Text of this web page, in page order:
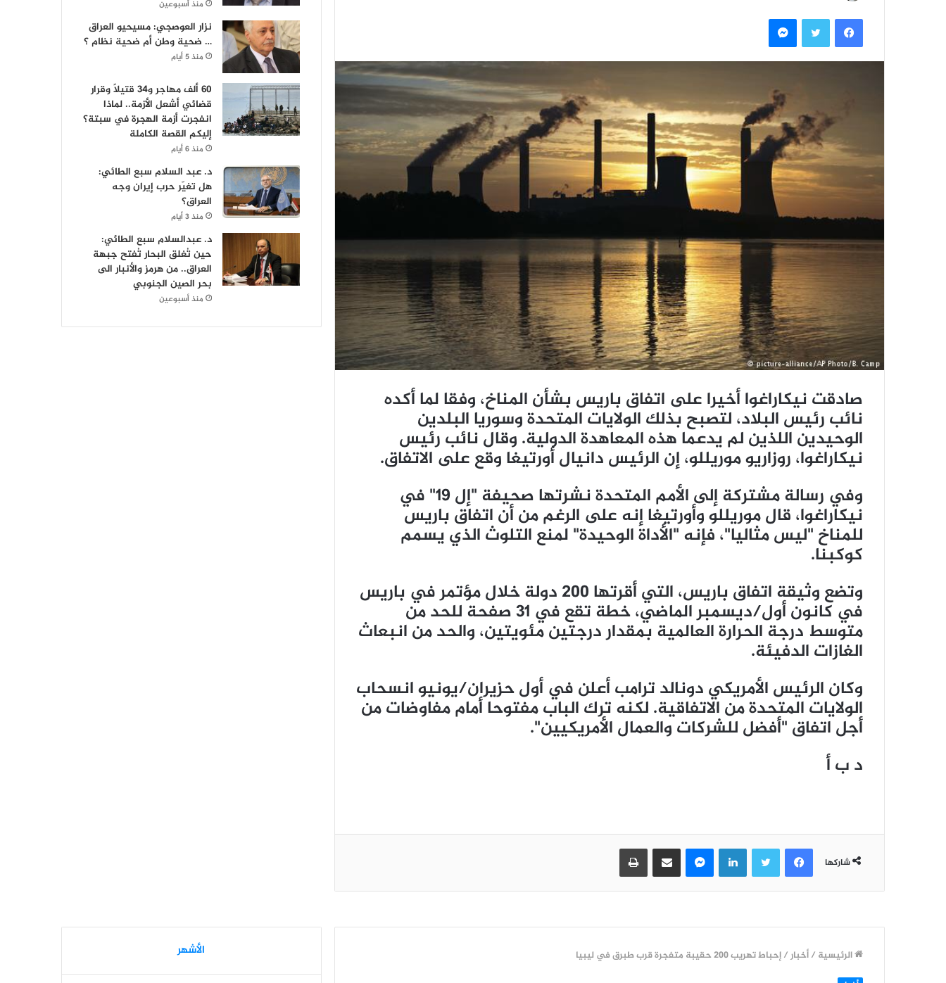
س
ب
ا
إ
ل
ك
ت
ن
ي
ا
فيسبوك
صادقت نيكاراغوا أخيرا على اتفاق باريس بشأن المناخ، وفقا لما أكده
نائب رئيس البلاد، لتصبح بذلك الولايات المتحدة وسوريا البلدين
الوحيدين اللذين لم يدعما هذه المعاهدة الدولية. وقال نائب رئيس
نيكاراغوا، روزاريو موريللو، إن الرئيس دانيال أورتيغا وقع على الاتفاق.
وفي رسالة مشتركة إلى الأمم المتحدة نشرتها صحيفة "إل 19" في
نيكاراغوا، قال موريللو وأورتيغا إنه على الرغم من أن اتفاق باريس
للمناخ "ليس مثاليا"، فإنه "الأداة الوحيدة" لمنع التلوث الذي يسمم
كوكبنا.
وتضع وثيقة اتفاق باريس، التي أقرتها 200 دولة خلال مؤتمر في باريس
في كانون أول/ديسمبر الماضي، خطة تقع في 31 صفحة للحد من
متوسط درجة الحرارة العالمية بمقدار درجتين مئويتين، والحد من انبعاث
الغازات الدفيئة.
وكان الرئيس الأمريكي دونالد ترامب أعلن في أول حزيران/يونيو انسحاب
الولايات المتحدة من الاتفاقية. لكنه ترك الباب مفتوحا أمام مفاوضات من
أجل اتفاق "أفضل للشركات والعمال الأمريكيين".
د ب أ
شاركها
فيسبوك لينكدإن مشاركة عبر البريد
منذ أسبوعين
نزار العوصجي: مسيحيو العراق
… ضحية وطن أم ضحية نظام ؟
منذ 5 أيام
60 ألف مهاجر و34 قتيلاً وقرار
قضائي أشعل الأزمة.. لماذا
انفجرت أزمة الهجرة في سبتة؟
إليكم القصة الكاملة
منذ 6 أيام
د. عبد السلام سبع الطائي:
هل تغيّر حرب إيران وجه
العراق؟
منذ 3 أيام
د. عبدالسلام سبع الطائي:
حين تُغلق البحار تُفتح جبهة
العراق.. من هرمز والأنبار الى
بحر الصين الجنوبي
منذ أسبوعين